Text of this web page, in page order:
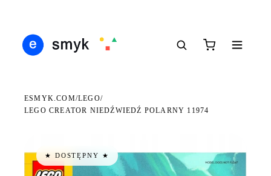
ESMYK.COM/LEGO/
LEGO CREATOR NIEDŹWIEDŹ POLARNY 11974
★ DOSTĘPNY ★